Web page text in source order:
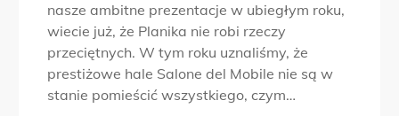
nasze ambitne prezentacje w ubiegłym roku,
wiecie już, że Planika nie robi rzeczy
przeciętnych. W tym roku uznaliśmy, że
prestiżowe hale Salone del Mobile nie są w
stanie pomieścić wszystkiego, czym